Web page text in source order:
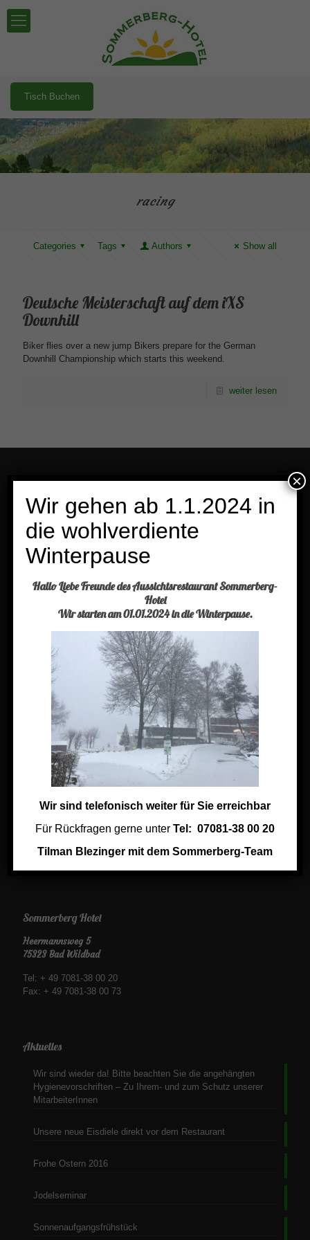
Tisch Buchen
racing
Categories Tags Authors Show all
Deutsche Meisterschaft auf dem iXS
Downhill
Biker flies over a new jump Bikers prepare for the German
Downhill Championship which starts this weekend.
weiter lesen
Menü
Buchen Sie einen Tisch
Aktuelles
Kontakt
Jobs im Sommerberg Hotel
Links aus der Region
Keramik Shop
Sommerberg Hotel
Heermannsweg 5
75323 Bad Wildbad
Tel: + 49 7081-38 00 20
Fax: + 49 7081-38 00 73
Aktuelles
Wir sind wieder da! Bitte beachten Sie die angehängten
Hygienevorschriften – Zu Ihrem- und zum Schutz unserer
MitarbeiterInnen
Unsere neue Eisdiele direkt vor dem Restaurant
Frohe Ostern 2016
Jodelseminar
Sonnenaufgangsfrühstück
Wir gehen ab 1.1.2024 in
die wohlverdiente
Winterpause
Hallo Liebe Freunde des Aussichtsrestaurant Sommerberg-
Hotel
Wir starten am 01.01.2024 in die Winterpause.
Wir sind telefonisch weiter für Sie erreichbar
Für Rückfragen gerne unter Tel: 07081-38 00 20
Tilman Blezinger mit dem Sommerberg-Team
×